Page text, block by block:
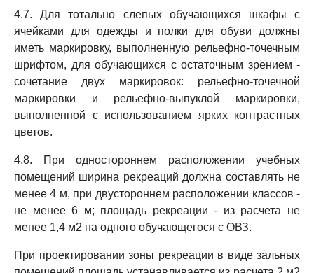
4.7. Для тотально слепых обучающихся шкафы с
ячейками для одежды и полки для обуви должны
иметь маркировку, выполненную рельефно-точечным
шрифтом, для обучающихся с остаточным зрением -
сочетание двух маркировок: рельефно-точечной
маркировки и рельефно-выпуклой маркировки,
выполненной с использованием ярких контрастных
цветов.
4.8. При одностороннем расположении учебных
помещений ширина рекреаций должна составлять не
менее 4 м, при двустороннем расположении классов -
не менее 6 м; площадь рекреации - из расчета не
менее 1,4 м2 на одного обучающегося с ОВЗ.
При проектировании зоны рекреации в виде зальных